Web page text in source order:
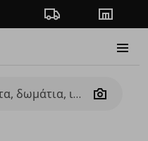
Πορεία παραγγελίας
Camera